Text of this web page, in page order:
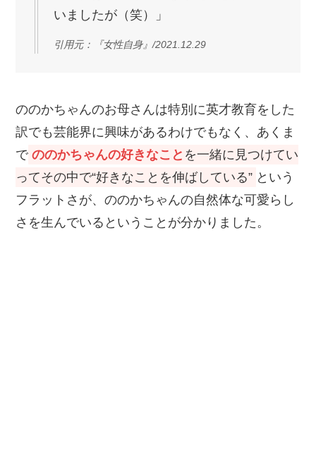
いましたが（笑）」
引用元：『女性自身』/2021.12.29
ののかちゃんのお母さんは特別に英才教育をした
訳でも芸能界に興味があるわけでもなく、あくま
で ののかちゃんの好きなこと を一緒に見つけてい
ってその中で“好きなことを伸ばしている” という
フラットさが、ののかちゃんの自然体な可愛らし
さを生んでいるということが分かりました。